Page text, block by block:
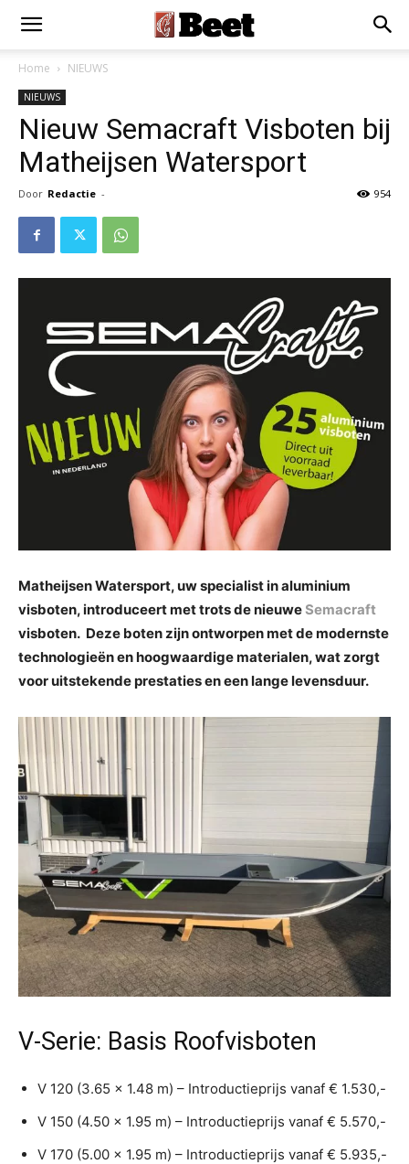
Home NIEUWS
NIEUWS
Nieuw Semacraft Visboten bij
Matheijsen Watersport
Door Redactie - 954
Matheijsen Watersport, uw specialist in aluminium
visboten, introduceert met trots de nieuwe Semacraft
visboten. Deze boten zijn ontworpen met de modernste
technologieën en hoogwaardige materialen, wat zorgt
voor uitstekende prestaties en een lange levensduur.
V-Serie: Basis Roofvisboten
V 120 (3.65 x 1.48 m) – Introductieprijs vanaf € 1.530,-
V 150 (4.50 x 1.95 m) – Introductieprijs vanaf € 5.570,-
V 170 (5.00 x 1.95 m) – Introductieprijs vanaf € 5.935,-